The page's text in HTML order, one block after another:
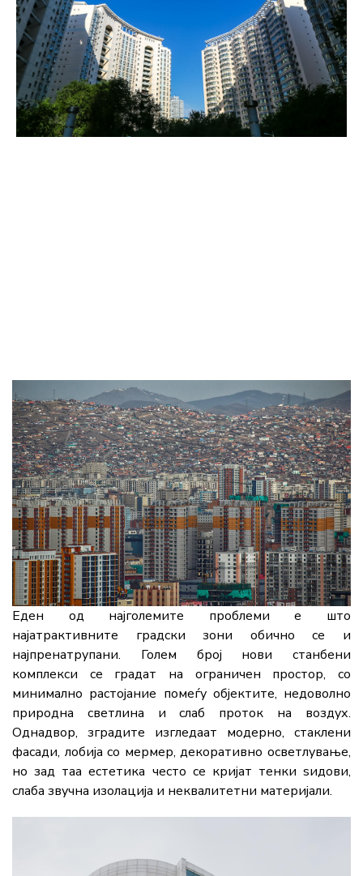
Еден од најголемите проблеми е што
најатрактивните градски зони обично се и
најпренатрупани. Голем број нови станбени
комплекси се градат на ограничен простор, со
минимално растојание помеѓу објектите, недоволно
природна светлина и слаб проток на воздух.
Однадвор, зградите изгледаат модерно, стаклени
фасади, лобија со мермер, декоративно осветлување,
но зад таа естетика често се кријат тенки ѕидови,
слаба звучна изолација и неквалитетни материјали.